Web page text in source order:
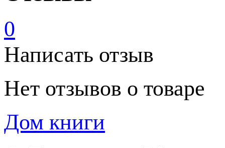
0
Написать отзыв
Нет отзывов о товаре
Дом книги